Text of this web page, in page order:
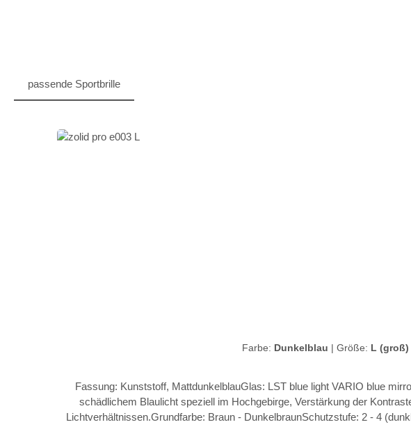
passende Sportbrille
Farbe: Dunkelblau | Größe: L (groß)
Fassung: Kunststoff, MattdunkelblauGlas: LST blue light VARIO blue
schädlichem Blaulicht speziell im Hochgebirge, Verstärkung der
Lichtverhältnissen.Grundfarbe: Braun - DunkelbraunSchutzstufe: 2 - 4